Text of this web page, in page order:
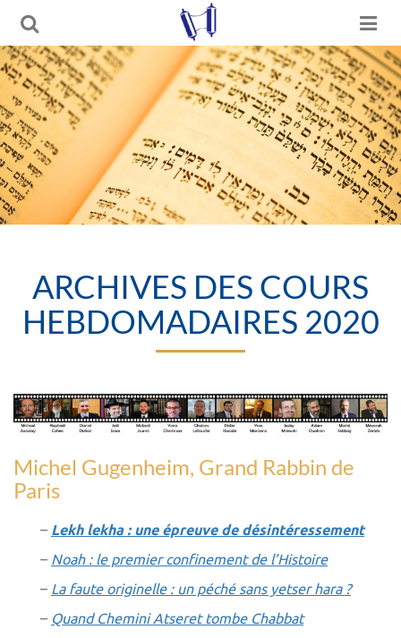
ARCHIVES DES COURS
HEBDOMADAIRES 2020
Michel Gugenheim, Grand Rabbin de
Paris
– Lekh lekha : une épreuve de désintéressement
– Noah : le premier confinement de l’Histoire
– La faute originelle : un péché sans yetser hara ?
– Quand Chemini Atseret tombe Chabbat